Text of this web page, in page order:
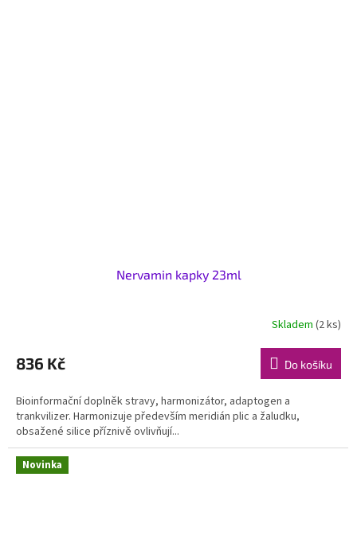
Nervamin kapky 23ml
Skladem (2 ks)
836 Kč Do košíku
Bioinformační doplněk stravy, harmonizátor, adaptogen a
trankvilizer. Harmonizuje především meridián plic a žaludku,
obsažené silice příznivě ovlivňují...
Novinka